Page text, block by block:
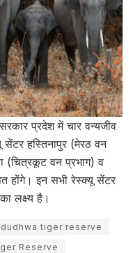
प्रदेश में चार वन्यजीव
हस्तिनापुर (मेरठ वन
(चित्रकूट वन प्रभाग) व
होंगे। इन सभी रेस्क्यू सेंटर
लक्ष्य है।
dudhwa tiger reserve
Reserve